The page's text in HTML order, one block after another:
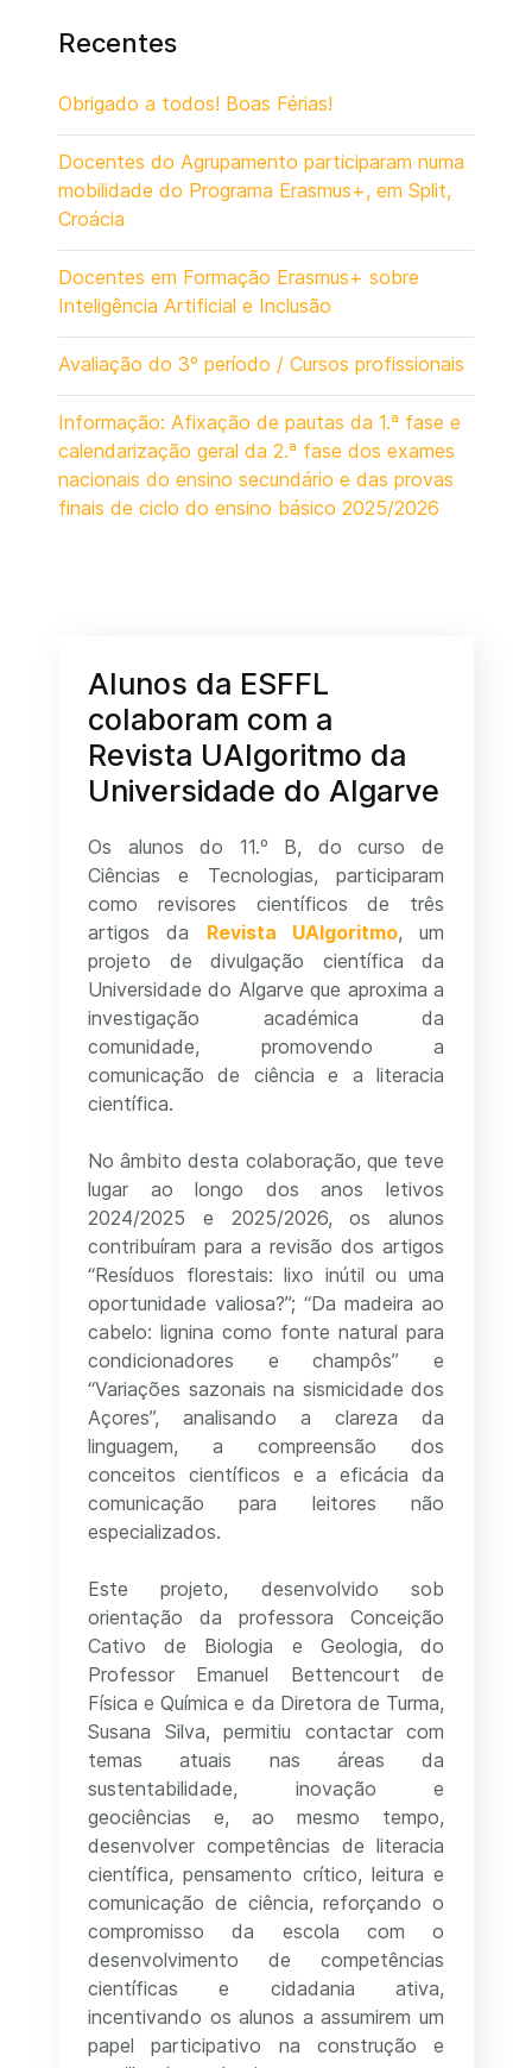
Recentes
Obrigado a todos! Boas Férias!
Docentes do Agrupamento participaram numa
mobilidade do Programa Erasmus+, em Split,
Croácia
Docentes em Formação Erasmus+ sobre
Inteligência Artificial e Inclusão
Avaliação do 3º período / Cursos profissionais
Informação: Afixação de pautas da 1.ª fase e
calendarização geral da 2.ª fase dos exames
nacionais do ensino secundário e das provas
finais de ciclo do ensino básico 2025/2026
Alunos da ESFFL
colaboram com a
Revista UAlgoritmo da
Universidade do Algarve
Os alunos do 11.º B, do curso de
Ciências e Tecnologias, participaram
como revisores científicos de três
artigos da Revista UAlgoritmo, um
projeto de divulgação científica da
Universidade do Algarve que aproxima a
investigação académica da
comunidade, promovendo a
comunicação de ciência e a literacia
científica.
No âmbito desta colaboração, que teve
lugar ao longo dos anos letivos
2024/2025 e 2025/2026, os alunos
contribuíram para a revisão dos artigos
“Resíduos florestais: lixo inútil ou uma
oportunidade valiosa?”; “Da madeira ao
cabelo: lignina como fonte natural para
condicionadores e champôs” e
“Variações sazonais na sismicidade dos
Açores”, analisando a clareza da
linguagem, a compreensão dos
conceitos científicos e a eficácia da
comunicação para leitores não
especializados.
Este projeto, desenvolvido sob
orientação da professora Conceição
Cativo de Biologia e Geologia, do
Professor Emanuel Bettencourt de
Física e Química e da Diretora de Turma,
Susana Silva, permitiu contactar com
temas atuais nas áreas da
sustentabilidade, inovação e
geociências e, ao mesmo tempo,
desenvolver competências de literacia
científica, pensamento crítico, leitura e
comunicação de ciência, reforçando o
compromisso da escola com o
desenvolvimento de competências
científicas e cidadania ativa,
incentivando os alunos a assumirem um
papel participativo na construção e